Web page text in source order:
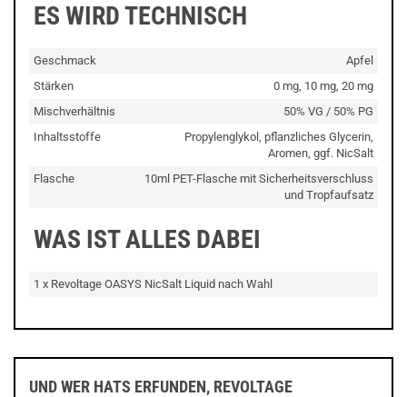
ES WIRD TECHNISCH
Geschmack
Apfel
Stärken
0 mg, 10 mg, 20 mg
Mischverhältnis
50% VG / 50% PG
Inhaltsstoffe
Propylenglykol, pflanzliches Glycerin,
Aromen, ggf. NicSalt
Flasche
10ml PET-Flasche mit Sicherheitsverschluss
und Tropfaufsatz
WAS IST ALLES DABEI
1 x Revoltage OASYS NicSalt Liquid nach Wahl
UND WER HATS ERFUNDEN, REVOLTAGE